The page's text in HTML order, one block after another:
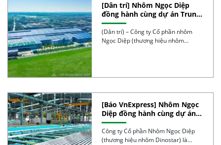
[Dân trí] Nhôm Ngọc Diệp
đồng hành cùng dự án Trung
tâm hội chợ triển lãm Quốc
gia
(Dân trí) – Công ty Cổ phần nhôm
Ngọc Diệp (thương hiệu nhôm
[Báo VnExpress] Nhôm Ngọc
Diệp đồng hành cùng dự án
triển lãm quy mô 90 ha
Công ty Cổ phần Nhôm Ngọc Diệp
(thương hiệu nhôm Dinostar) là